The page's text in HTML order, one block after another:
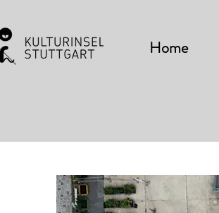
Home